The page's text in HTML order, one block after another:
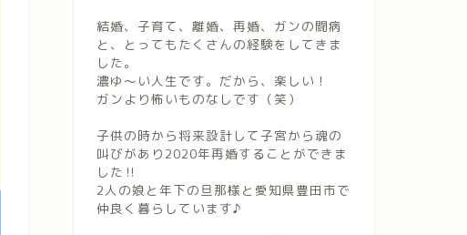
結婚、子育て、離婚、再婚、ガンの闘病
と、とってもたくさんの経験をしてきま
した。
濃ゆ〜い人生です。だから、楽しい！
ガンより怖いものなしです（笑）
子供の時から将来設計して子宮から魂の
叫びがあり2020年再婚することができま
した‼︎
2人の娘と年下の旦那様と愛知県豊田市で
仲良く暮らしています♪